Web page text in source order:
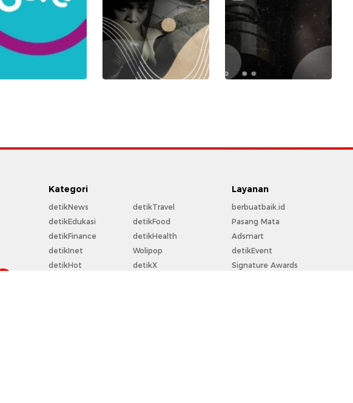
Kategori
detikNews
detikEdukasi
detikFinance
detikInet
detikHot
detikTravel
detikFood
detikHealth
Wolipop
detikX
Layanan
berbuatbaik.id
Pasang Mata
Adsmart
detikEvent
Signature Awards